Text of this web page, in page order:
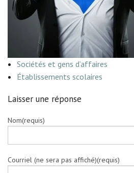
Sociétés et gens d’affaires
Établissements scolaires
Laisser une réponse
Nom(requis)
Courriel (ne sera pas affiché)(requis)